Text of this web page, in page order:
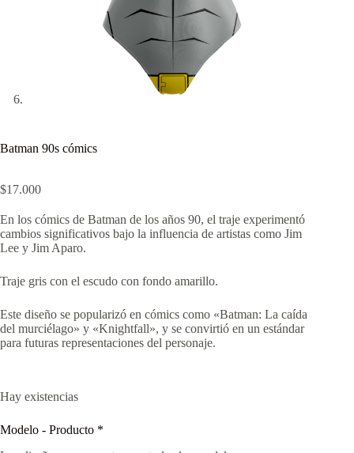
Batman 90s cómics
$17.000
En los cómics de Batman de los años 90, el traje experimentó
cambios significativos bajo la influencia de artistas como Jim
Lee y Jim Aparo.
Traje gris con el escudo con fondo amarillo.
Este diseño se popularizó en cómics como «Batman: La caída
del murciélago» y «Knightfall», y se convirtió en un estándar
para futuras representaciones del personaje.
Hay existencias
Modelo - Producto *